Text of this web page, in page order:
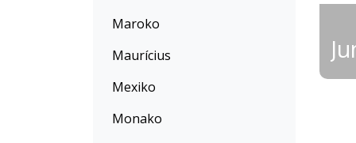
Maroko
Maurícius
Mexiko
Monako